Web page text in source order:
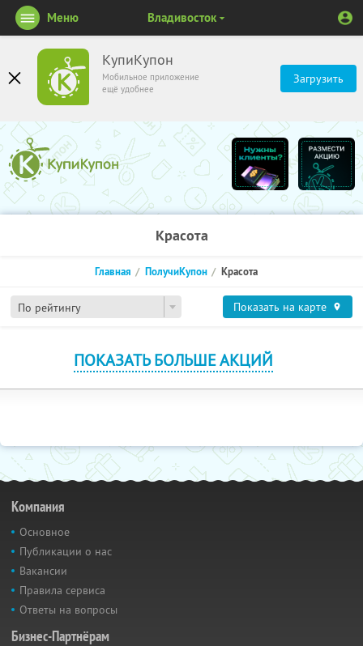
КупиКупон
Мобильное приложение
ещё удобнее
Загрузить
Меню Владивосток
Красота
По рейтингу
Главная ПолучиКупон Красота
Показать на карте
ПОКАЗАТЬ БОЛЬШЕ АКЦИЙ
Компания
Основное
Публикации о нас
Вакансии
Правила сервиса
Ответы на вопросы
Бизнес-Партнёрам